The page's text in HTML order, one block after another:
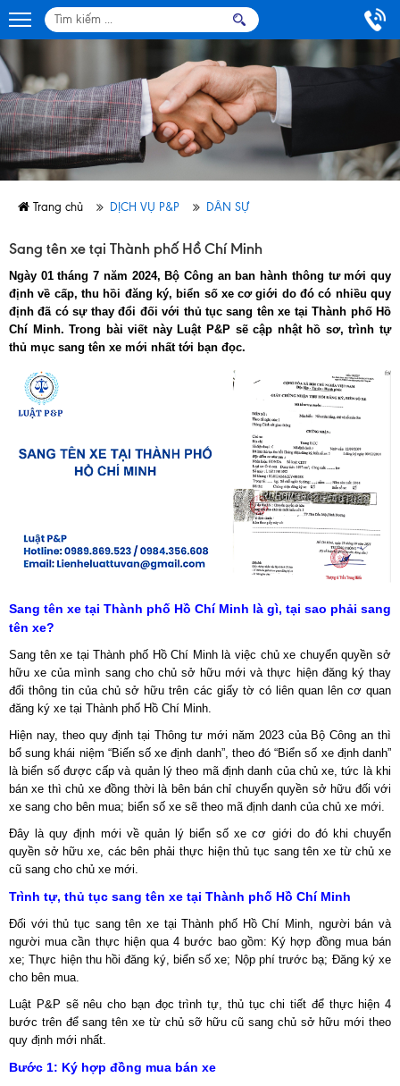
Trang chủ DỊCH VỤ P&P DÂN SỰ
Sang tên xe tại Thành phố Hồ Chí Minh
Ngày 01 tháng 7 năm 2024, Bộ Công an ban hành thông tư mới quy
định về cấp, thu hồi đăng ký, biển số xe cơ giới do đó có nhiều quy
định đã có sự thay đổi đối với thủ tục sang tên xe tại Thành phố Hồ
Chí Minh. Trong bài viết này Luật P&P sẽ cập nhật hồ sơ, trình tự
thủ mục sang tên xe mới nhất tới bạn đọc.
Sang tên xe tại Thành phố Hồ Chí Minh là gì, tại sao phải sang
tên xe?
Sang tên xe tại Thành phố Hồ Chí Minh là việc chủ xe chuyển quyền sở
hữu xe của mình sang cho chủ sở hữu mới và thực hiện đăng ký thay
đổi thông tin của chủ sở hữu trên các giấy tờ có liên quan lên cơ quan
đăng ký xe tại Thành phố Hồ Chí Minh.
Hiện nay, theo quy định tại Thông tư mới năm 2023 của Bộ Công an thì
bổ sung khái niệm “Biến số xe định danh”, theo đó “Biển số xe định danh”
là biển số được cấp và quản lý theo mã định danh của chủ xe, tức là khi
bán xe thì chủ xe đồng thời là bên bán chỉ chuyển quyền sở hữu đối với
xe sang cho bên mua; biển số xe sẽ theo mã định danh của chủ xe mới.
Đây là quy định mới về quản lý biển số xe cơ giới do đó khi chuyển
quyền sở hữu xe, các bên phải thực hiện thủ tục sang tên xe từ chủ xe
cũ sang cho chủ xe mới.
Trình tự, thủ tục sang tên xe tại Thành phố Hồ Chí Minh
Đối với thủ tục sang tên xe tại Thành phố Hồ Chí Minh, người bán và
người mua cần thực hiện qua 4 bước bao gồm: Ký hợp đồng mua bán
xe; Thực hiện thu hồi đăng ký, biển số xe; Nộp phí trước bạ; Đăng ký xe
cho bên mua.
Luật P&P sẽ nêu cho bạn đọc trình tự, thủ tục chi tiết để thực hiện 4
bước trên để sang tên xe từ chủ sỡ hữu cũ sang chủ sở hữu mới theo
quy định mới nhất.
Bước 1: Ký hợp đồng mua bán xe